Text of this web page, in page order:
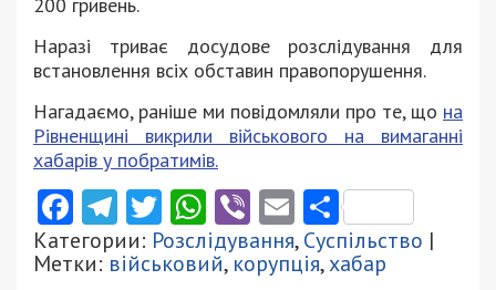
Наразі триває досудове розслідування для
встановлення всіх обставин правопорушення.
Нагадаємо, раніше ми повідомляли про те, що на
Рівненщині викрили військового на вимаганні
хабарів у побратимів.
Facebook
Telegram
Twitter
WhatsApp
ViberEmail
Категории: Розслідування,Суспільство |
Метки: військовий, корупція,хабар